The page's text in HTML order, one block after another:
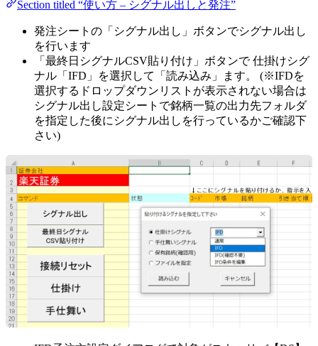
Section titled “使い方 – シグナル出しと発注”
発注シートの「シグナル出し」ボタンでシグナル出し
を行います
「最終日シグナルCSV貼り付け」ボタンで 仕掛けシグ
ナル「IFD」を選択して「読み込み」ます。 (※IFDを
選択するドロップダウンリストが表示されない場合は
シグナル出し設定シートで銘柄一覧の出力先フォルダ
を指定した後にシグナル出しを行っているかご確認下
さい)